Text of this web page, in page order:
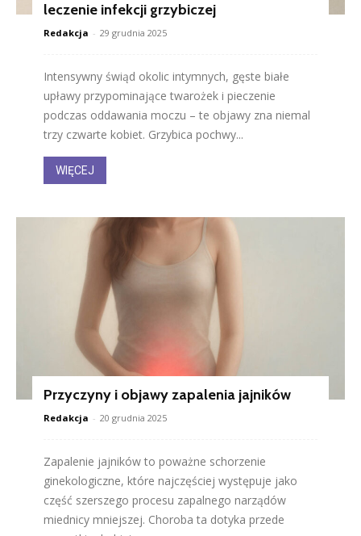
leczenie infekcji grzybiczej
Redakcja - 29 grudnia 2025
Intensywny świąd okolic intymnych, gęste białe
upławy przypominające twarożek i pieczenie
podczas oddawania moczu – te objawy zna niemal
trzy czwarte kobiet. Grzybica pochwy...
WIĘCEJ
Przyczyny i objawy zapalenia jajników
Redakcja - 20 grudnia 2025
Zapalenie jajników to poważne schorzenie
ginekologiczne, które najczęściej występuje jako
część szerszego procesu zapalnego narządów
miednicy mniejszej. Choroba ta dotyka przede